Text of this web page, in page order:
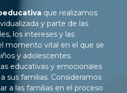
que realizamos
y parte de las
los intereses y las
momento vital en el que se
y adolescentes.
educativas y emocionales
sus familias. Consideramos
a las familias en el proceso